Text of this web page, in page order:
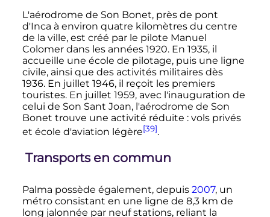
L'aérodrome de Son Bonet, près de pont
d'Inca à environ quatre kilomètres du centre
de la ville, est créé par le pilote Manuel
Colomer dans les années 1920. En 1935, il
accueille une école de pilotage, puis une ligne
civile, ainsi que des activités militaires dès
1936. En juillet 1946, il reçoit les premiers
touristes. En juillet 1959, avec l'inauguration de
celui de Son Sant Joan, l'aérodrome de Son
Bonet trouve une activité réduite : vols privés
et école d'aviation légère[39].
Transports en commun
Palma possède également, depuis 2007, un
métro consistant en une ligne de 8,3 km de
long jalonnée par neuf stations, reliant la